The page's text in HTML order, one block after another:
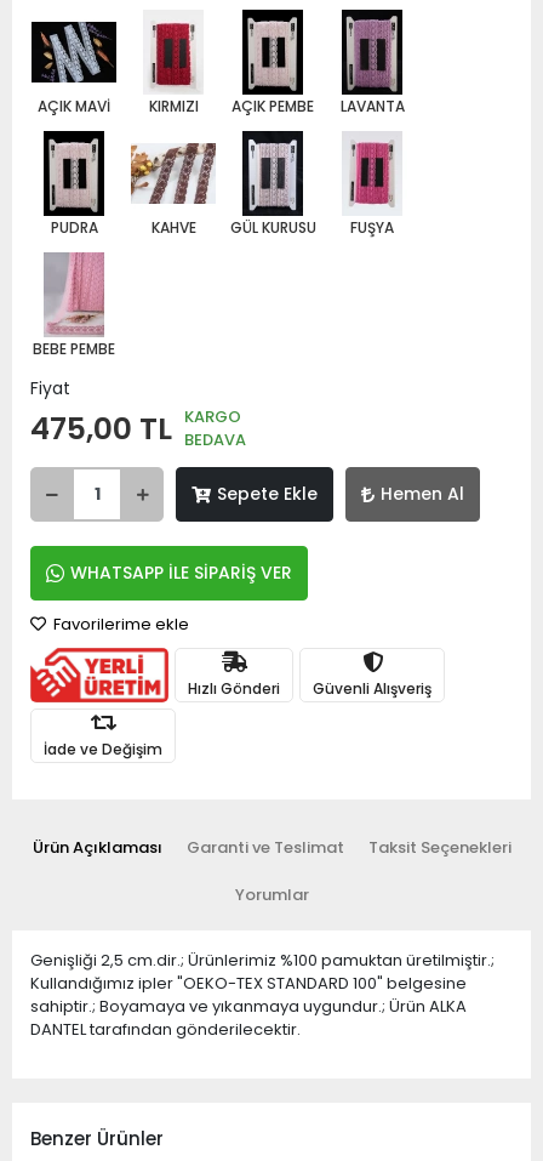
AÇIK MAVİ KIRMIZI AÇIK PEMBE LAVANTA
PUDRA KAHVE GÜL KURUSU FUŞYA
BEBE PEMBE
Fiyat
475,00 TL KARGO
BEDAVA
Sepete Ekle Hemen Al
WHATSAPP İLE SİPARİŞ VER
Favorilerime ekle
Hızlı Gönderi Güvenli Alışveriş
İade ve Değişim
Ürün Açıklaması Garanti ve Teslimat Taksit Seçenekleri
Yorumlar
Genişliği 2,5 cm.dir.; Ürünlerimiz %100 pamuktan üretilmiştir.;
Kullandığımız ipler "OEKO-TEX STANDARD 100" belgesine
sahiptir.; Boyamaya ve yıkanmaya uygundur.; Ürün ALKA
DANTEL tarafından gönderilecektir.
Benzer Ürünler